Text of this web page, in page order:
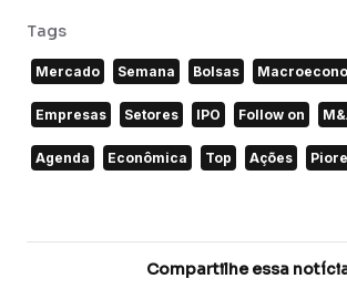
Tags
Mercado Semana Bolsas
Empresas Setores IPO Follow on
Agenda Econômica Top Ações
Compartilhe essa